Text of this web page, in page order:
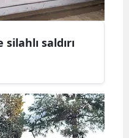
saldırı